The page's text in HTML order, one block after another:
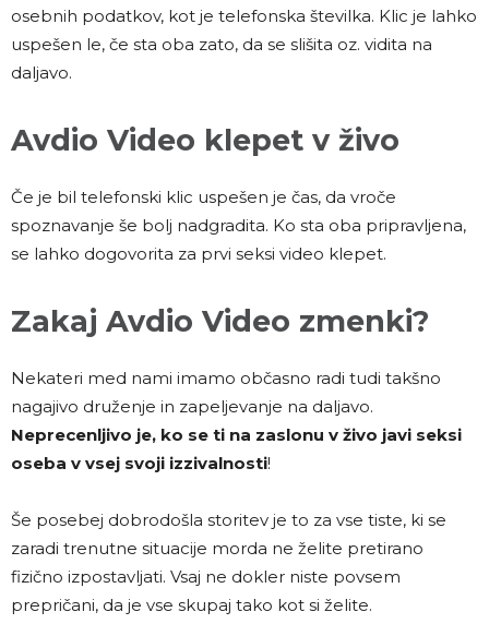
osebnih podatkov, kot je telefonska številka. Klic je lahko
uspešen le, če sta oba zato, da se slišita oz. vidita na
daljavo.
Avdio Video klepet v živo
Če je bil telefonski klic uspešen je čas, da vroče
spoznavanje še bolj nadgradita. Ko sta oba pripravljena,
se lahko dogovorita za prvi seksi video klepet.
Zakaj Avdio Video zmenki?
Nekateri med nami imamo občasno radi tudi takšno
nagajivo druženje in zapeljevanje na daljavo.
Neprecenljivo je, ko se ti na zaslonu v živo javi seksi
oseba v vsej svoji izzivalnosti!
Še posebej dobrodošla storitev je to za vse tiste, ki se
zaradi trenutne situacije morda ne želite pretirano
fizično izpostavljati. Vsaj ne dokler niste povsem
prepričani, da je vse skupaj tako kot si želite.